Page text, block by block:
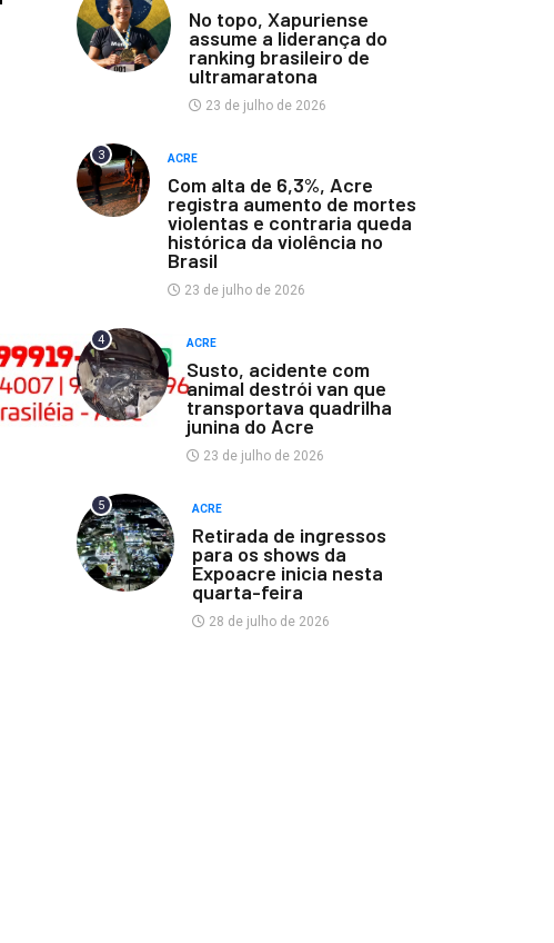
No topo, Xapuriense
assume a liderança do
ranking brasileiro de
ultramaratona
23 de julho de 2026
3 ACRE
Com alta de 6,3%, Acre
registra aumento de mortes
violentas e contraria queda
histórica da violência no
Brasil
23 de julho de 2026
4 ACRE
Susto, acidente com
animal destrói van que
transportava quadrilha
junina do Acre
23 de julho de 2026
5 ACRE
Retirada de ingressos
para os shows da
Expoacre inicia nesta
quarta-feira
28 de julho de 2026